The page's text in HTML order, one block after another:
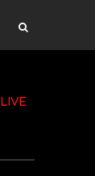
LIVE